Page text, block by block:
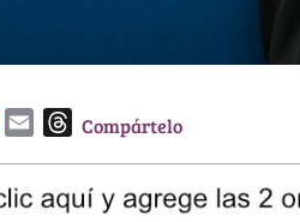
T
e
Compártelo